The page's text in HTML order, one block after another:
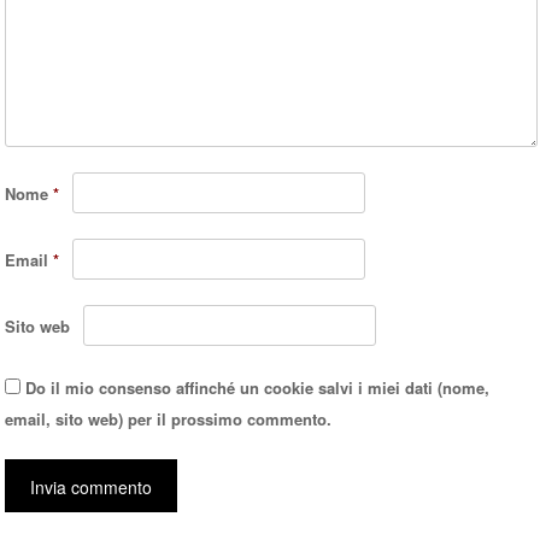
Nome*
Email*
Sito web
Do il mio consenso affinché un cookie salvi i miei dati (nome,
email, sito web) per il prossimo commento.